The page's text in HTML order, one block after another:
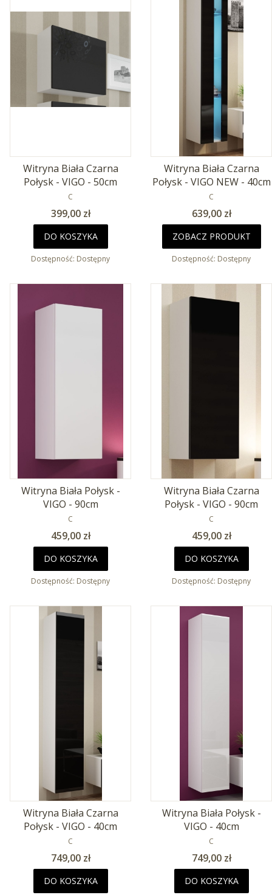
Witryna Biała Czarna
Połysk - VIGO - 50cm
PRODUCENT
C
Cena
399,00 zł
DO KOSZYKA
Dostępność: Dostępny
Witryna Biała Czarna
Połysk - VIGO NEW - 40cm
PRODUCENT
C
Cena
639,00 zł
ZOBACZ PRODUKT
Dostępność: Dostępny
Witryna Biała Połysk -
VIGO - 90cm
PRODUCENT
C
Cena
459,00 zł
DO KOSZYKA
Dostępność: Dostępny
Witryna Biała Czarna
Połysk - VIGO - 90cm
PRODUCENT
C
Cena
459,00 zł
DO KOSZYKA
Dostępność: Dostępny
Witryna Biała Czarna
Połysk - VIGO - 40cm
PRODUCENT
C
Cena
749,00 zł
DO KOSZYKA
Witryna Biała Połysk -
VIGO - 40cm
PRODUCENT
C
Cena
749,00 zł
DO KOSZYKA